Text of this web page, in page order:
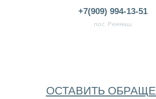
+7(909) 994-13-51
пос. Реммаш
ОСТАВИТЬ